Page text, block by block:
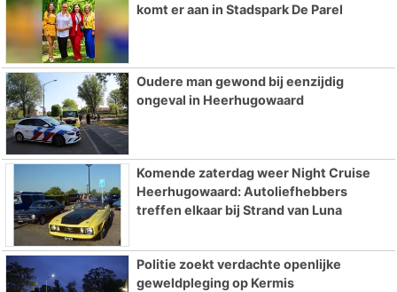
komt er aan in Stadspark De Parel
Oudere man gewond bij eenzijdig
ongeval in Heerhugowaard
Komende zaterdag weer Night Cruise
Heerhugowaard: Autoliefhebbers
treffen elkaar bij Strand van Luna
Politie zoekt verdachte openlijke
geweldpleging op Kermis